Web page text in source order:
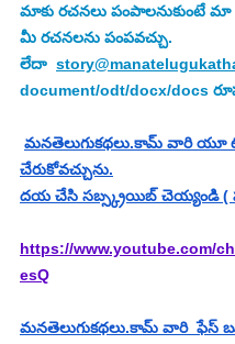
మాకు రచనలు పంపాలనుకుంటే
మీ రచనలను పంపవచ్చు.
లేదా
document/odt/docx/docs
మనతెలుగుకథలు.కామ్ వారి యూ
చేరుకోవచ్చును.
దయ చేసి సబ్స్క్రయిబ్ చెయ్యండి (
https://www.youtube.com/
esQ
మనతెలుగుకథలు.కామ్ వారి  ఫేస్